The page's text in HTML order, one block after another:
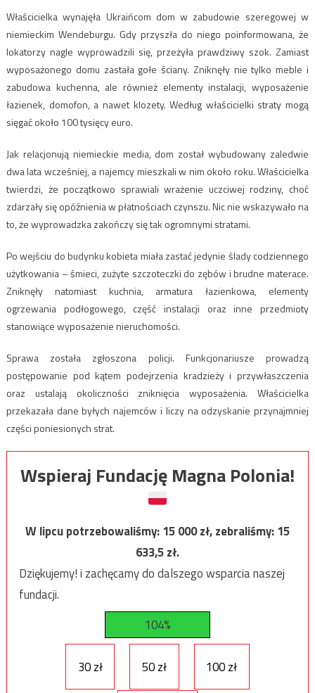
Właścicielka wynajęła Ukraińcom dom w zabudowie szeregowej w
niemieckim Wendeburgu. Gdy przyszła do niego poinformowana, że
lokatorzy nagle wyprowadzili się, przeżyła prawdziwy szok. Zamiast
wyposażonego domu zastała gołe ściany. Zniknęły nie tylko meble i
zabudowa kuchenna, ale również elementy instalacji, wyposażenie
łazienek, domofon, a nawet klozety. Według właścicielki straty mogą
sięgać około 100 tysięcy euro.
Jak relacjonują niemieckie media, dom został wybudowany zaledwie
dwa lata wcześniej, a najemcy mieszkali w nim około roku. Właścicielka
twierdzi, że początkowo sprawiali wrażenie uczciwej rodziny, choć
zdarzały się opóźnienia w płatnościach czynszu. Nic nie wskazywało na
to, że wyprowadzka zakończy się tak ogromnymi stratami.
Po wejściu do budynku kobieta miała zastać jedynie ślady codziennego
użytkowania – śmieci, zużyte szczoteczki do zębów i brudne materace.
Zniknęły natomiast kuchnia, armatura łazienkowa, elementy
ogrzewania podłogowego, część instalacji oraz inne przedmioty
stanowiące wyposażenie nieruchomości.
Sprawa została zgłoszona policji. Funkcjonariusze prowadzą
postępowanie pod kątem podejrzenia kradzieży i przywłaszczenia
oraz ustalają okoliczności zniknięcia wyposażenia. Właścicielka
przekazała dane byłych najemców i liczy na odzyskanie przynajmniej
części poniesionych strat.
Wspieraj Fundację Magna Polonia!
W lipcu potrzebowaliśmy:15 000zł, zebraliśmy:15
633,5zł.
Dziękujemy! i zachęcamy do dalszego wsparcia naszej
fundacji.
104%
30 zł 50 zł 100 zł